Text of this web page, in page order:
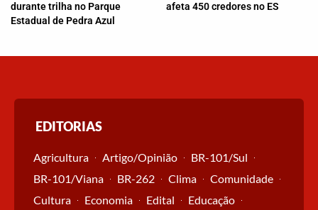
durante trilha no Parque
Estadual de Pedra Azul
afeta 450 credores no ES
EDITORIAS
Agricultura Artigo/Opinião
BR-101/Sul
BR-101/Viana
BR-262 Clima
Comunidade
Cultura
Economia Edital
Educação